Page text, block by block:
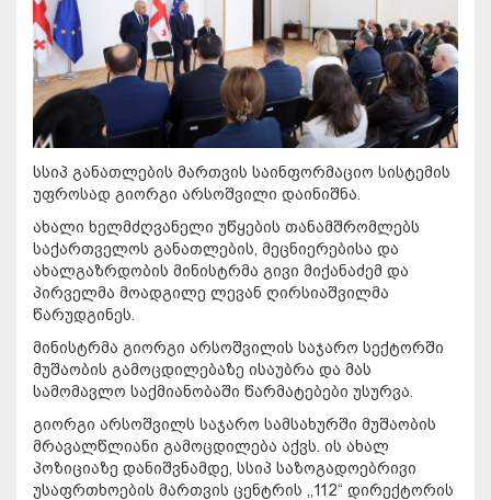
სსიპ განათლების მართვის საინფორმაციო სისტემის
უფროსად გიორგი არსოშვილი დაინიშნა.
ახალი ხელმძღვანელი უწყების თანამშრომლებს
საქართველოს განათლების, მეცნიერებისა და
ახალგაზრდობის მინისტრმა გივი მიქანაძემ და
პირველმა მოადგილე ლევან ღირსიაშვილმა
წარუდგინეს.
მინისტრმა გიორგი არსოშვილის საჯარო სექტორში
მუშაობის გამოცდილებაზე ისაუბრა და მას
სამომავლო საქმიანობაში წარმატებები უსურვა.
გიორგი არსოშვილს საჯარო სამსახურში მუშაობის
მრავალწლიანი გამოცდილება აქვს. ის ახალ
პოზიციაზე დანიშვნამდე, სსიპ საზოგადოებრივი
უსაფრთხოების მართვის ცენტრის ,,112“ დირექტორის